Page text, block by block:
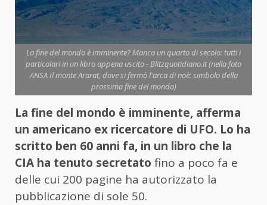
La fine del mondo è imminente? Manca un quarto di secolo: tutti i
particolari in un libro appena uscito - Blitzquotidiano.it (nella foto
ANSA Il monte Ararat, dove si fermò l'arca di noè: simbolo della
prossima fine del mondo)
La fine del mondo è imminente, afferma
un americano ex ricercatore di UFO. Lo ha
scritto ben 60 anni fa, in un libro che la
CIA ha tenuto secretato fino a poco fa e
delle cui 200 pagine ha autorizzato la
pubblicazione di sole 50.